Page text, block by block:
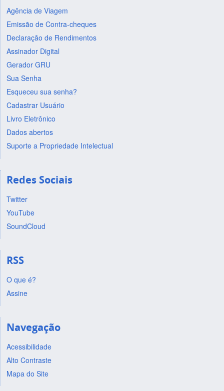
Agência de Viagem
Emissão de Contra-cheques
Declaração de Rendimentos
Assinador Digital
Gerador GRU
Sua Senha
Esqueceu sua senha?
Cadastrar Usuário
Livro Eletrônico
Dados abertos
Suporte a Propriedade Intelectual
Redes Sociais
Twitter
YouTube
SoundCloud
RSS
O que é?
Assine
Navegação
Acessibilidade
Alto Contraste
Mapa do Site